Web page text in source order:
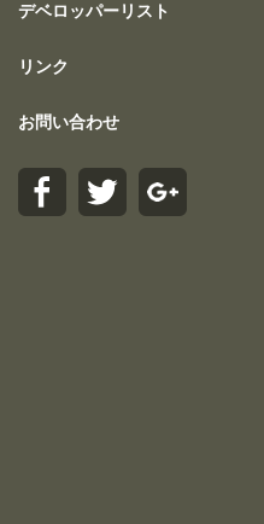
デベロッパーリスト
リンク
お問い合わせ